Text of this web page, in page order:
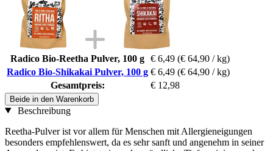
Radico Bio-Reetha Pulver, 100 g € 6,49 (€ 64,90 / kg)
Radico Bio-Shikakai Pulver, 100 g € 6,49 (€ 64,90 / kg)
Gesamtpreis:
€ 12,98
Beide in den Warenkorb
Beschreibung
Reetha-Pulver ist vor allem für Menschen mit Allergieneigungen
besonders empfehlenswert, da es sehr sanft und angenehm in seiner